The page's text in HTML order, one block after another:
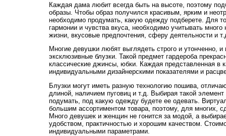
Каждая дама любит всегда быть на высоте, поэтому
образы. Чтобы образ получился красивым, ярким и
необходимо продумать, какую одежду подберете. Для
гармонии и чувства вкуса, необходимо учитывать много
жизни, вкусовые предпочтения, сферу деятельности и
Многие девушки любят выглядеть строго и утонченно,
эксклюзивные блузки. Такой предмет гардероба
классические джинсы, юбки. Каждая представленная в
индивидуальными дизайнерскими показателями и
Блузки могут иметь разную технологию пошива,
длиной, наличием пуговиц и т.д. Выбирая такой
подумать, под какую одежду будете ее одевать.
большим ассортиментом товара, поэтому, для многих,
Много девушек и женщин не гонится за модой, а
удобством, практичностью и хорошим качеством.
индивидуальными параметрами.